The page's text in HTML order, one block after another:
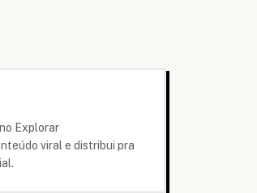
Explorar
viral e distribui pra